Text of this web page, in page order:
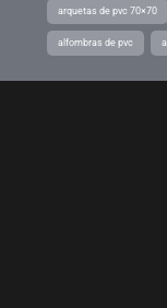
arquetas de pvc 70×70
alfombras de pvc